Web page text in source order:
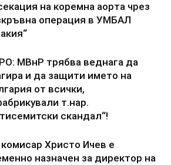
на коремна аорта чрез
операция в УМБАЛ
МВнР трябва веднага да
и да защити името на
от всички,
т.нар.
скандал“!
Христо Ичев е
назначен за директор на